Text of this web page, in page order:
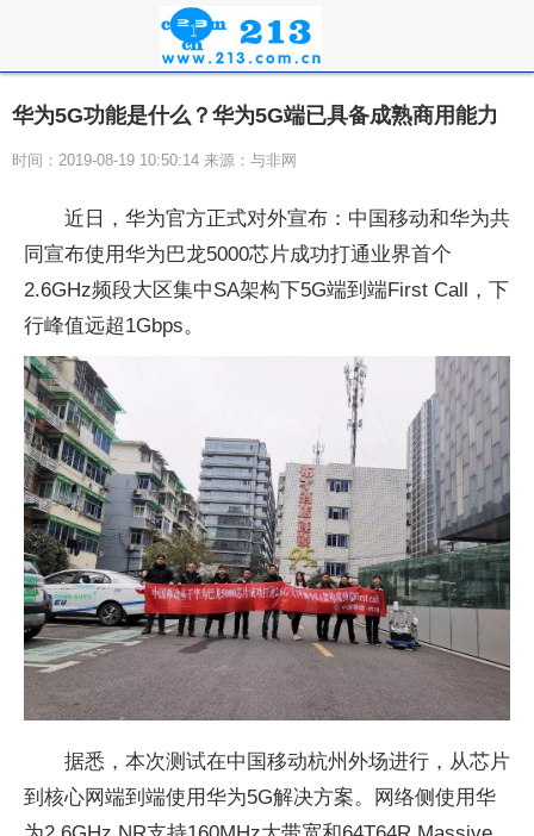
华为5G功能是什么？华为5G端已具备成熟商用能力
时间：2019-08-19 10:50:14 来源：与非网
近日，华为官方正式对外宣布：中国移动和华为共
同宣布使用华为巴龙5000芯片成功打通业界首个
2.6GHz频段大区集中SA架构下5G端到端First Call，下
行峰值远超1Gbps。
据悉，本次测试在中国移动杭州外场进行，从芯片
到核心网端到端使用华为5G解决方案。网络侧使用华